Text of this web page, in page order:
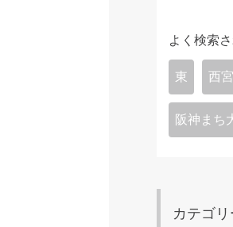
よく検索
東 西宮
阪神まち
カテゴ